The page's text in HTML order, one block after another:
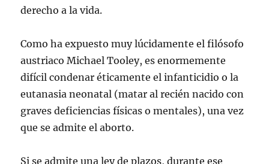
derecho a la vida.
Como ha expuesto muy lúcidamente el filósofo
austriaco Michael Tooley, es enormemente
difícil condenar éticamente el infanticidio o la
eutanasia neonatal (matar al recién nacido con
graves deficiencias físicas o mentales), una vez
que se admite el aborto.
Si se admite una ley de plazos, durante ese